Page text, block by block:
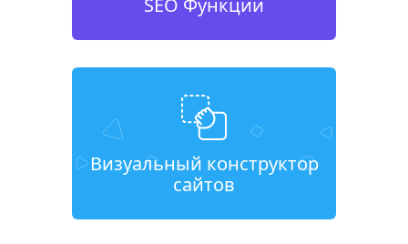
SEO Функции
Визуальный конструктор
сайтов